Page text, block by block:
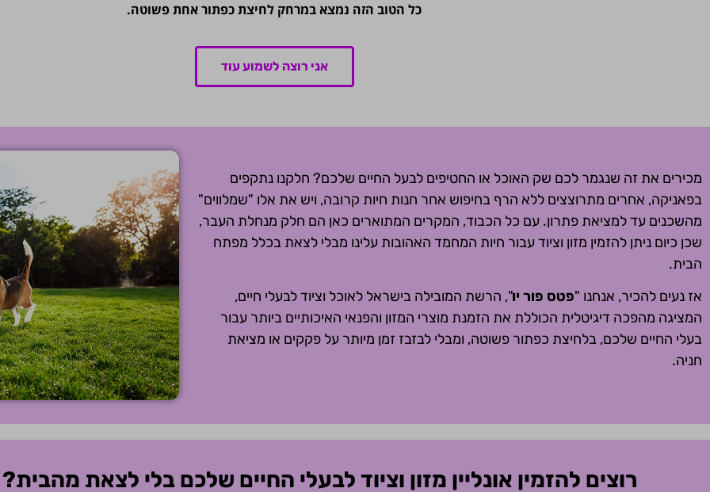
כל הטוב הזה נמצא במרחק לחיצת כפתור אחת פשוטה.
אני רוצה לשמוע עוד
מכירים את זה שנגמר לכם שק האוכל או החטיפים לבעל החיים שלכם? חלקנו נתקפים
בפאניקה, אחרים מתרוצצים ללא הרף בחיפוש אחר חנות חיות קרובה, ויש את אלו "שמלווים"
מהשכנים עד למציאת פתרון. עם כל הכבוד, המקרים המתוארים כאן הם חלק מנחלת העבר,
שכן כיום ניתן להזמין מזון וציוד עבור חיות המחמד האהובות עלינו מבלי לצאת בכלל מפתח
הבית.
אז נעים להכיר, אנחנו "פטס פור יו", הרשת המובילה בישראל לאוכל וציוד לבעלי חיים,
המציגה מהפכה דיגיטלית הכוללת את הזמנת מוצרי המזון והפנאי האיכותיים ביותר עבור
בעלי החיים שלכם, בלחיצת כפתור פשוטה, ומבלי לבזבז זמן מיותר על פקקים או מציאת
חניה.
רוצים להזמין אונליין מזון וציוד לבעלי החיים שלכם בלי לצאת